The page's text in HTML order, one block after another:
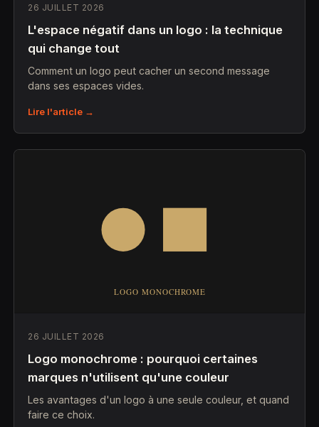
26 JUILLET 2026
L'espace négatif dans un logo : la technique
qui change tout
Comment un logo peut cacher un second message
dans ses espaces vides.
Lire l'article →
26 JUILLET 2026
Logo monochrome : pourquoi certaines
marques n'utilisent qu'une couleur
Les avantages d'un logo à une seule couleur, et quand
faire ce choix.